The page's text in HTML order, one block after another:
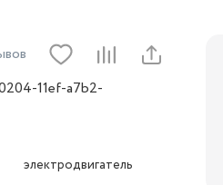
11ef-a7b2-
электродвигатель